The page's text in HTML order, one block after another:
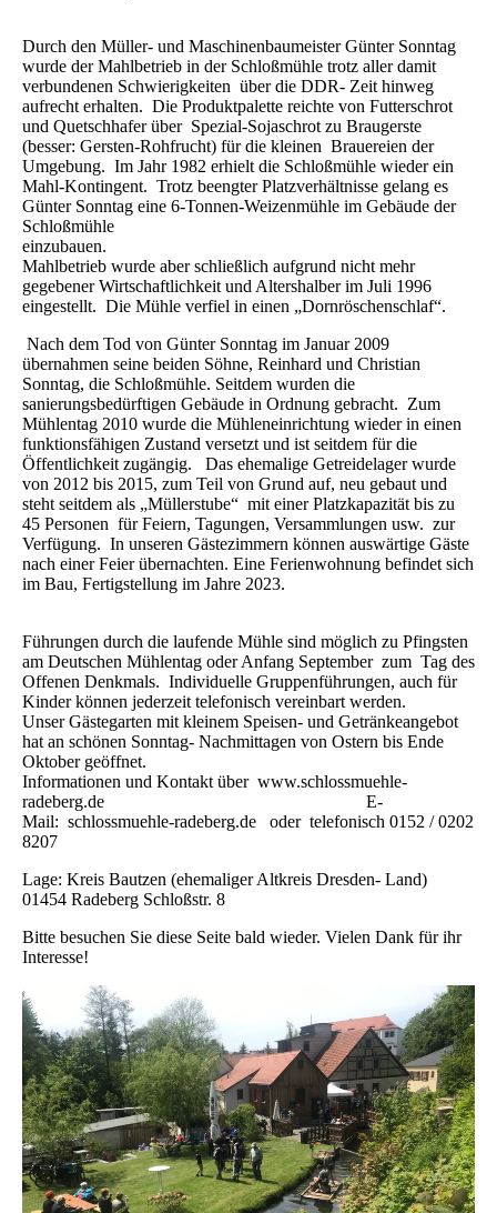
Durch den Müller- und Maschinenbaumeister Günter Sonntag
wurde der Mahlbetrieb in der Schloßmühle trotz aller damit
verbundenen Schwierigkeiten über die DDR- Zeit hinweg
aufrecht erhalten. Die Produktpalette reichte von Futterschrot
und Quetschhafer über Spezial-Sojaschrot zu Braugerste
(besser: Gersten-Rohfrucht) für die kleinen Brauereien der
Umgebung. Im Jahr 1982 erhielt die Schloßmühle wieder ein
Mahl-Kontingent. Trotz beengter Platzverhältnisse gelang es
Günter Sonntag eine 6-Tonnen-Weizenmühle im Gebäude der
Schloßmühle
Mahlbetrieb wurde aber schließlich aufgrund nicht mehr
gegebener Wirtschaftlichkeit und Altershalber im Juli 1996
eingestellt. Die Mühle verfiel in einen „Dornröschenschlaf“.
Nach dem Tod von Günter Sonntag im Januar 2009
übernahmen seine beiden Söhne, Reinhard und Christian
Sonntag, die Schloßmühle. Seitdem wurden die
sanierungsbedürftigen Gebäude in Ordnung gebracht. Zum
Mühlentag 2010 wurde die Mühleneinrichtung wieder in einen
funktionsfähigen Zustand versetzt und ist seitdem für die
Öffentlichkeit zugängig. Das ehemalige Getreidelager wurde
von 2012 bis 2015, zum Teil von Grund auf, neu gebaut und
steht seitdem als „Müllerstube“ mit einer Platzkapazität bis zu
45 Personen für Feiern, Tagungen, Versammlungen usw. zur
Verfügung. In unseren Gästezimmern können auswärtige Gäste
nach einer Feier übernachten. Eine Ferienwohnung befindet sich
im Bau, Fertigstellung im Jahre 2023.
Führungen durch die laufende Mühle sind möglich zu Pfingsten
am Deutschen Mühlentag oder Anfang September zum Tag des
Offenen Denkmals. Individuelle Gruppenführungen, auch für
Kinder können jederzeit telefonisch vereinbart werden.
Unser Gästegarten mit kleinem Speisen- und Getränkeangebot
hat an schönen Sonntag- Nachmittagen von Ostern bis Ende
Oktober geöffnet.
Informationen und Kontakt über www.schlossmuehle-
radeberg.de E-
Mail: schlossmuehle-radeberg.de oder telefonisch 0152 / 0202
8207
Lage: Kreis Bautzen (ehemaliger Altkreis Dresden- Land)
01454 Radeberg Schloßstr. 8
Bitte besuchen Sie diese Seite bald wieder. Vielen Dank für ihr
Interesse!